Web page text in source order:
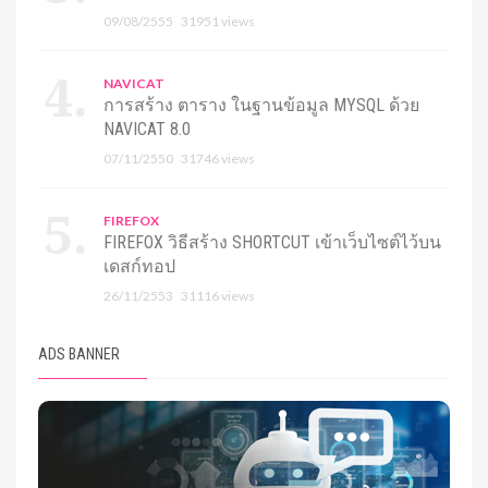
09/08/2555 31951 views
NAVICAT
การสร้าง ตาราง ในฐานข้อมูล MYSQL ด้วย
NAVICAT 8.0
07/11/2550 31746 views
FIREFOX
FIREFOX วิธีสร้าง SHORTCUT เข้าเว็บไซต์ไว้บน
เดสก์ทอป
26/11/2553 31116 views
ADS BANNER